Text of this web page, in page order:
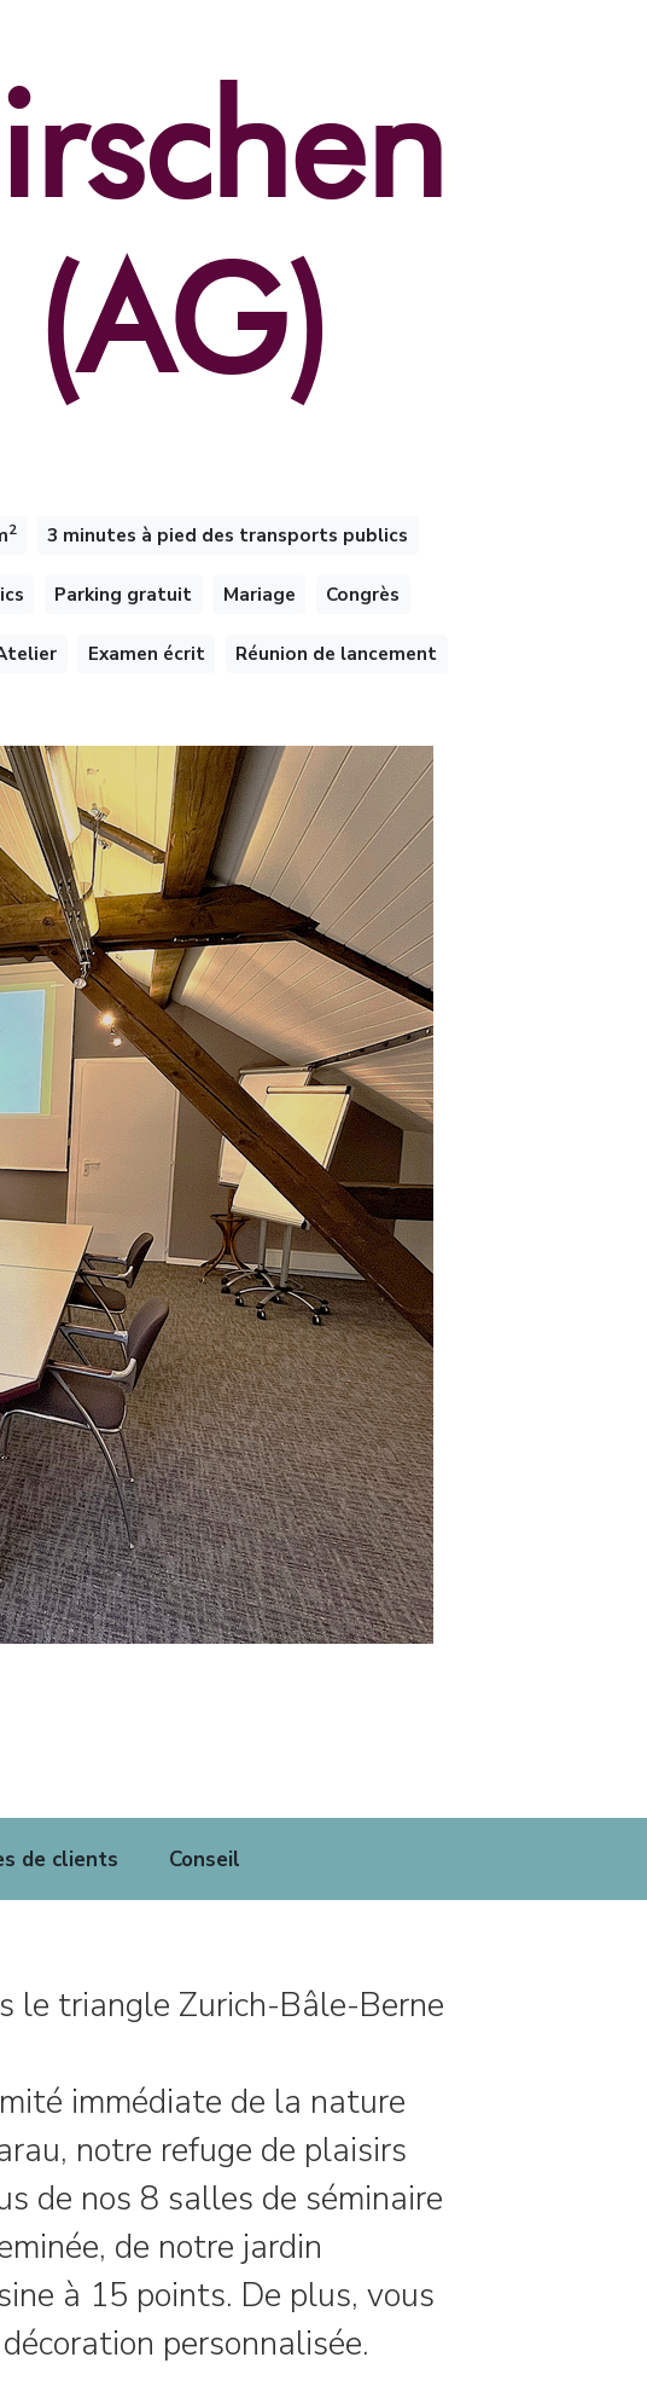
2 3 minutes à pied des transports publics
Parking gratuit Mariage Congrès
Examen écrit Réunion de lancement
de clients Conseil
le triangle Zurich-Bâle-Berne
immédiate de la nature
notre refuge de plaisirs
de nos 8 salles de séminaire
de notre jardin
à 15 points. De plus, vous
personnalisée.